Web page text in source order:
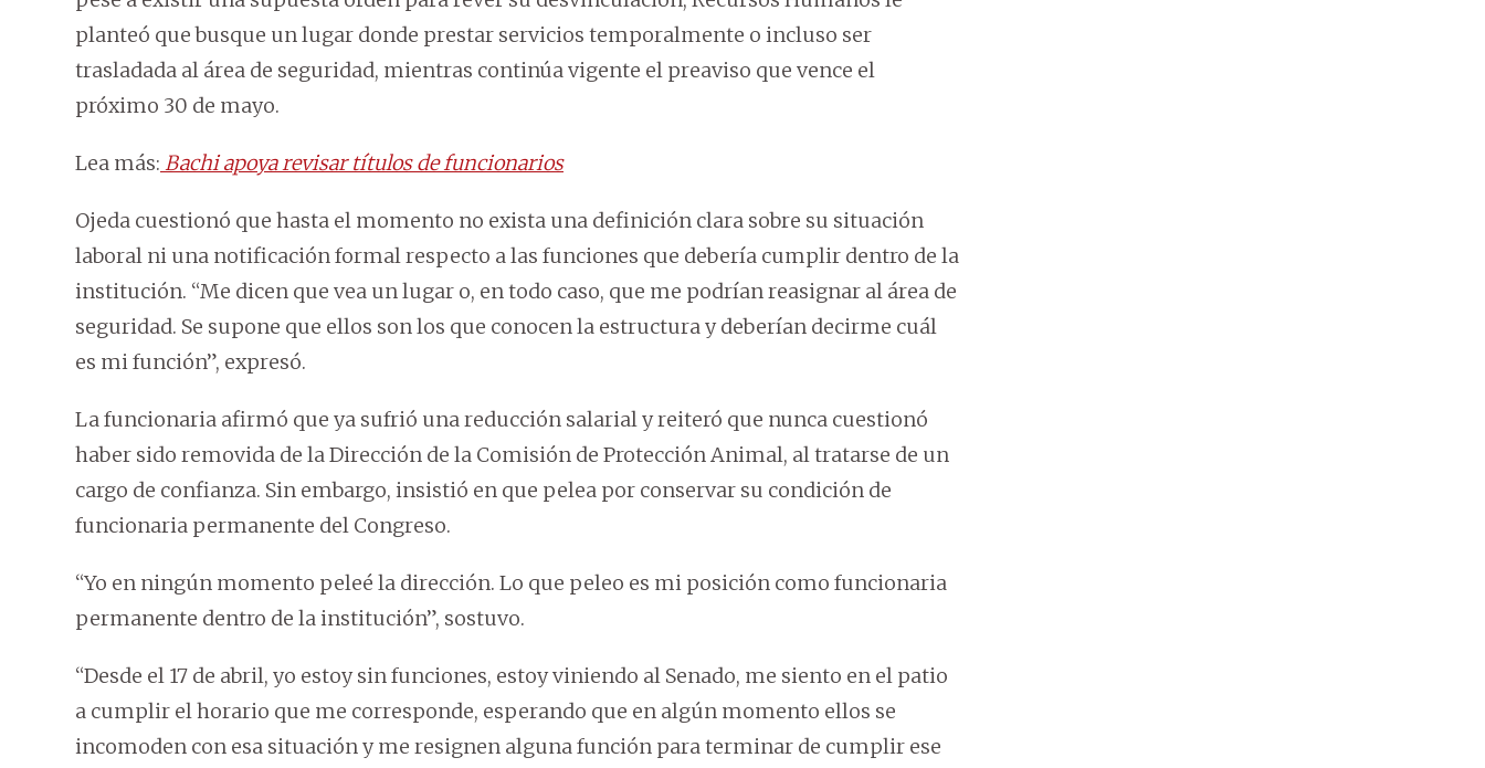
planteó que busque un lugar donde prestar servicios temporalmente o incluso ser
trasladada al área de seguridad, mientras continúa vigente el preaviso que vence el
próximo 30 de mayo.
Lea más: Bachi apoya revisar títulos de funcionarios
Ojeda cuestionó que hasta el momento no exista una definición clara sobre su situación
laboral ni una notificación formal respecto a las funciones que debería cumplir dentro de la
institución. “Me dicen que vea un lugar o, en todo caso, que me podrían reasignar al área de
seguridad. Se supone que ellos son los que conocen la estructura y deberían decirme cuál
es mi función”, expresó.
La funcionaria afirmó que ya sufrió una reducción salarial y reiteró que nunca cuestionó
haber sido removida de la Dirección de la Comisión de Protección Animal, al tratarse de un
cargo de confianza. Sin embargo, insistió en que pelea por conservar su condición de
funcionaria permanente del Congreso.
“Yo en ningún momento peleé la dirección. Lo que peleo es mi posición como funcionaria
permanente dentro de la institución”, sostuvo.
“Desde el 17 de abril, yo estoy sin funciones, estoy viniendo al Senado, me siento en el patio
a cumplir el horario que me corresponde, esperando que en algún momento ellos se
incomoden con esa situación y me resignen alguna función para terminar de cumplir ese